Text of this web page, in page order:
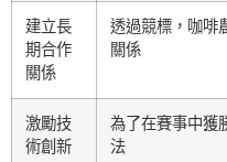
建立長
期合作
關係
透過競標，咖啡
關係
激勵技
術創新
為了在賽事中獲
法